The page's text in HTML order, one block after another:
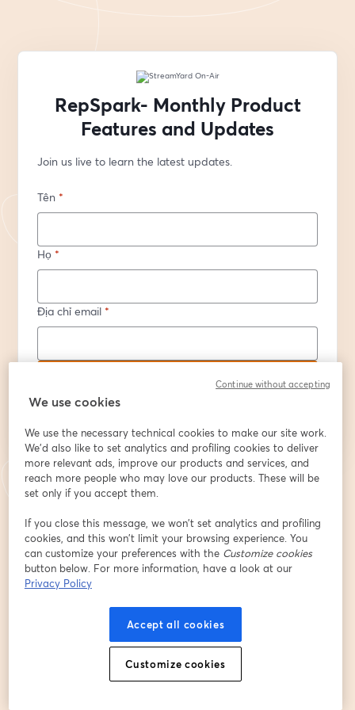
RepSpark- Monthly Product
Features and Updates
Join us live to learn the latest updates.
Tên *
Họ *
Địa chỉ email *
Bằng việc đăng ký, bạn xác nhận và đồng ý vớiĐiều khoản dịch vụvà Chính
sách quyền riêng tưcủa chúng tôi
We use cookies
We use the necessary technical cookies to make our site work.
We'd also like to set analytics and profiling cookies to deliver
more relevant ads, improve our products and services, and
reach more people who may love our products. These will be
set only if you accept them.
If you close this message, we won’t set analytics and profiling
cookies, and this won’t limit your browsing experience. You
can customize your preferences with the Customize cookies
button below. For more information, have a look at our
Privacy Policy
Accept all cookies
Customize cookies
Continue without accepting